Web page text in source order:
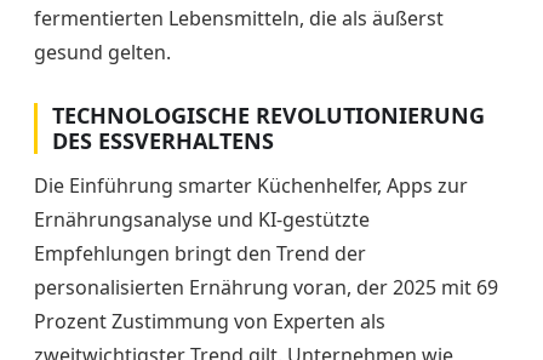
fermentierten Lebensmitteln, die als äußerst
gesund gelten.
TECHNOLOGISCHE REVOLUTIONIERUNG
DES ESSVERHALTENS
Die Einführung smarter Küchenhelfer, Apps zur
Ernährungsanalyse und KI-gestützte
Empfehlungen bringt den Trend der
personalisierten Ernährung voran, der 2025 mit 69
Prozent Zustimmung von Experten als